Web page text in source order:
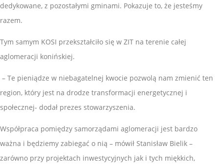
dedykowane, z pozostałymi gminami. Pokazuje to, że jesteśmy
razem.
Tym samym KOSI przekształciło się w ZIT na terenie całej
aglomeracji konińskiej.
– Te pieniądze w niebagatelnej kwocie pozwolą nam zmienić ten
region, który jest na drodze transformacji energetycznej i
społecznej- dodał prezes stowarzyszenia.
Współpraca pomiędzy samorządami aglomeracji jest bardzo
ważna i będziemy zabiegać o nią – mówił Stanisław Bielik –
zarówno przy projektach inwestycyjnych jak i tych miękkich,